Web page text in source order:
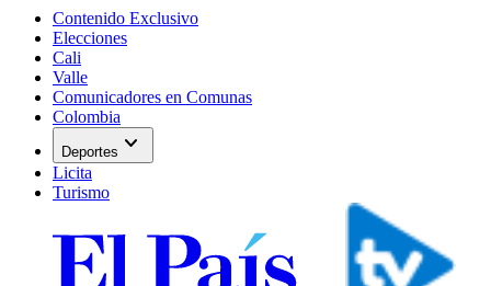
Contenido Exclusivo
Elecciones
Cali
Valle
Comunicadores en Comunas
Colombia
Deportes expand_more
Licita
Turismo